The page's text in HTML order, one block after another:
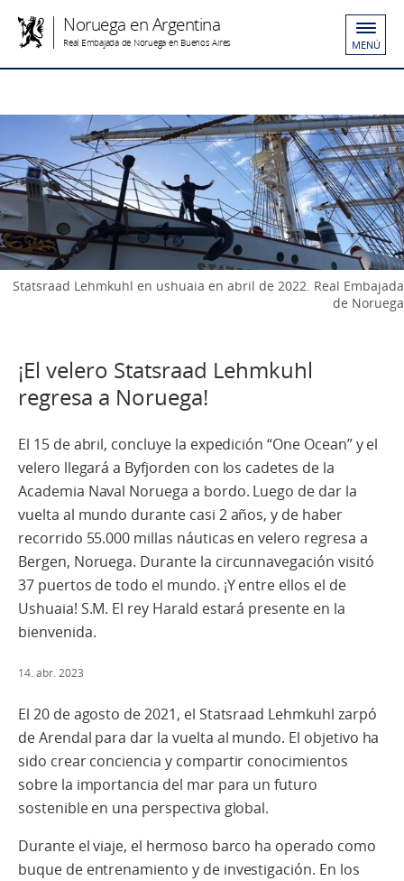
Noruega en Argentina
Real Embajada de Noruega en Buenos Aires MENÚ
Statsraad Lehmkuhl en ushuaia en abril de 2022. Real Embajada
de Noruega
¡El velero Statsraad Lehmkuhl
regresa a Noruega!
El 15 de abril, concluye la expedición “One Ocean” y el
velero llegará a Byfjorden con los cadetes de la
Academia Naval Noruega a bordo. Luego de dar la
vuelta al mundo durante casi 2 años, y de haber
recorrido 55.000 millas náuticas en velero regresa a
Bergen, Noruega. Durante la circunnavegación visitó
37 puertos de todo el mundo. ¡Y entre ellos el de
Ushuaia! S.M. El rey Harald estará presente en la
bienvenida.
14. abr. 2023
El 20 de agosto de 2021, el Statsraad Lehmkuhl zarpó
de Arendal para dar la vuelta al mundo. El objetivo ha
sido crear conciencia y compartir conocimientos
sobre la importancia del mar para un futuro
sostenible en una perspectiva global.
Durante el viaje, el hermoso barco ha operado como
buque de entrenamiento y de investigación. En los